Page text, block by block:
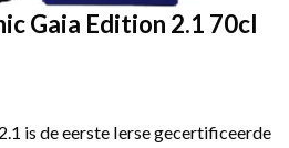
Gaia Edition 2.1 70cl
is de eerste Ierse gecertificeerde